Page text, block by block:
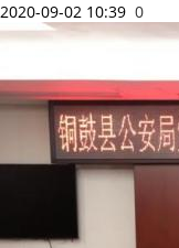
2020-09-02 10:39 0